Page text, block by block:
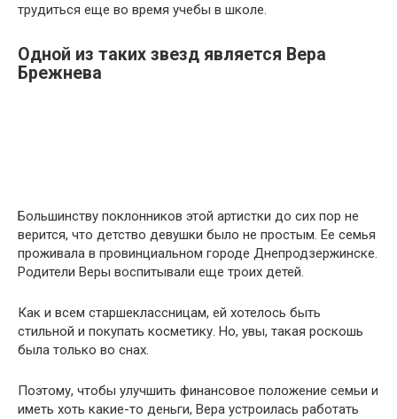
трудиться еще во время учебы в школе.
Одной из таких звезд является Вера
Брежнева
Большинству поклонников этой артистки до сих пор не
верится, что детство девушки было не простым. Ее семья
проживала в провинциальном городе Днепродзержинске.
Родители Веры воспитывали еще троих детей.
Как и всем старшеклассницам, ей хотелось быть
стильной и покупать косметику. Но, увы, такая роскошь
была только во снах.
Поэтому, чтобы улучшить финансовое положение семьи и
иметь хоть какие-то деньги, Вера устроилась работать